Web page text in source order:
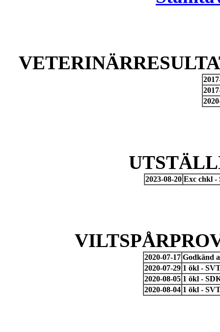
2023-08-20 Exc chkl -
2020-07-17 Godkänd
2020-07-29 1 ökl -
2020-08-05 1 ökl -
2020-08-04 1 ökl -